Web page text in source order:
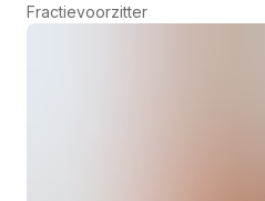
Fractievoorzitter